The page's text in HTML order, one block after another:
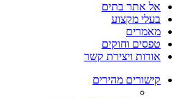
אל אתר בתים
בעלי מקצוע
מאמרים
טפסים וחוקים
אודות ויצירת קשר
קישורים מהירים